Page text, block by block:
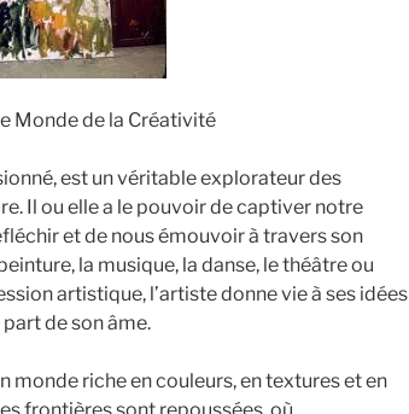
Monde de la Créativité
est un véritable explorateur des
Il ou elle a le pouvoir de captiver notre
et de nous émouvoir à travers son
la musique, la danse, le théâtre ou
artistique, l’artiste donne vie à ses idées
de son âme.
monde riche en couleurs, en textures et en